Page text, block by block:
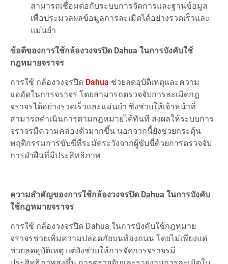
สามารถเชื่อมต่อกับระบบการจัดการและฐานข้อมูล
เพื่อประมวลผลข้อมูลการละเมิดได้อย่างรวดเร็วและ
แม่นยำ
ข้อดีของการใช้กล้องวงจรปิด Dahua ในการบังคับใช้
กฎหมายจราจร
การใช้ กล้องวงจรปิด Dahua ช่วยลดอุบัติเหตุและความ
แออัดในการจราจร โดยสามารถตรวจจับการละเมิดกฎ
จราจรได้อย่างรวดเร็วและแม่นยำ ซึ่งช่วยให้เจ้าหน้าที่
สามารถดำเนินการตามกฎหมายได้ทันที ส่งผลให้ระบบการ
จราจรมีความคล่องตัวมากขึ้น นอกจากนี้ยังช่วยกระตุ้น
พฤติกรรมการขับขี่ที่ระมัดระวังจากผู้ขับขี่ด้วยการตรวจจับ
การฝ่าฝืนที่มีประสิทธิภาพ
ความสำคัญของการใช้กล้องวงจรปิด Dahua ในการบังคับ
ใช้กฎหมายจราจร
การใช้ กล้องวงจรปิด Dahua ในการบังคับใช้กฎหมาย
จราจรช่วยเพิ่มความปลอดภัยบนท้องถนน โดยไม่เพียงแต่
ช่วยลดอุบัติเหตุ แต่ยังช่วยให้การจัดการจราจรมี